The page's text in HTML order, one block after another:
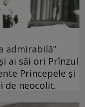
admirabilă”
ai săi ori Prînzul
Princepele și
de neocolit.